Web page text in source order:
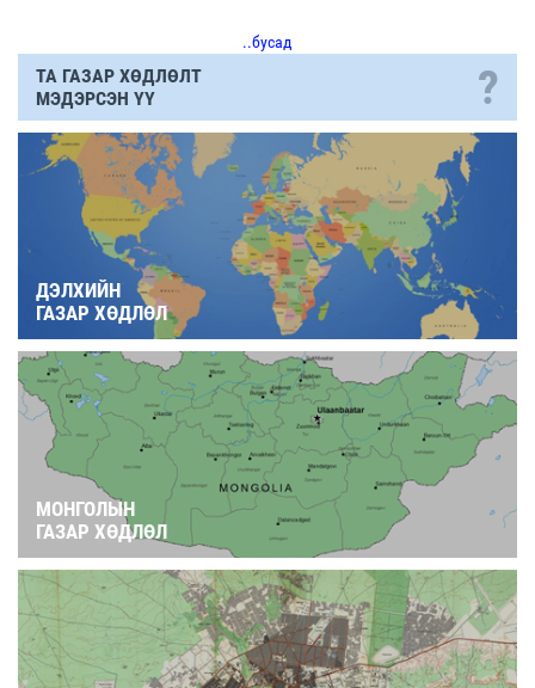
..бусад
ТА ГАЗАР ХӨДЛӨЛТ
МЭДЭРСЭН ҮҮ
?
ДЭЛХИЙН
ГАЗАР ХӨДЛӨЛ
МОНГОЛЫН
ГАЗАР ХӨДЛӨЛ